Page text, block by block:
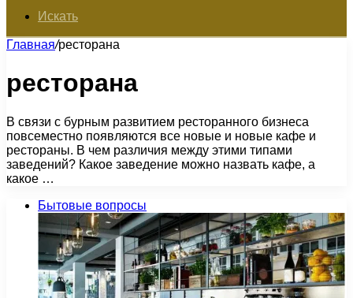
Искать
Главная/ресторана
ресторана
В связи с бурным развитием ресторанного бизнеса
повсеместно появляются все новые и новые кафе и
рестораны. В чем различия между этими типами
заведений? Какое заведение можно назвать кафе, а
какое …
Бытовые вопросы